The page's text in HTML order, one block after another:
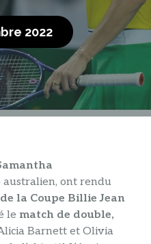
2022
australien, ont rendu
la Coupe Billie Jean
le match de double,
Barnett et Olivia